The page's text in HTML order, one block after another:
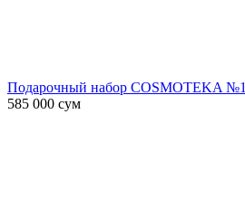
Подарочный набор COSMOTEKA №1
585 000 сум